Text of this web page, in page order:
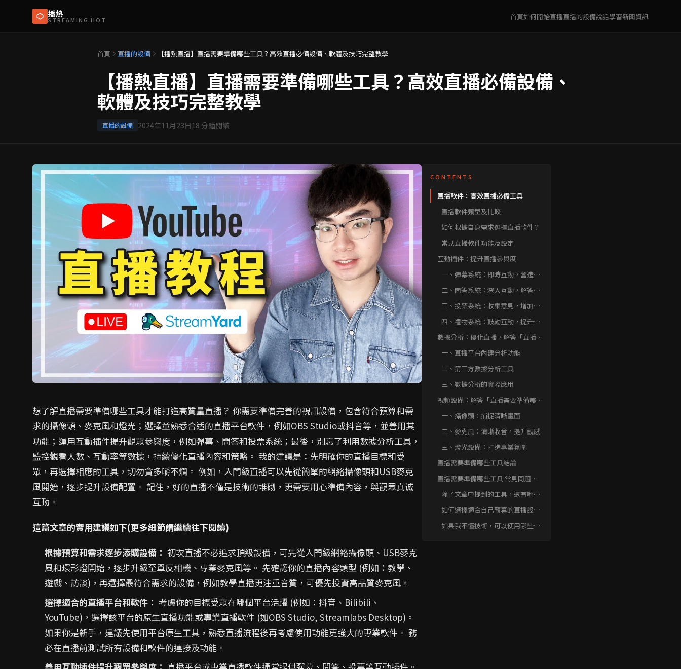
播熱
STREAMING HOT 首頁如何開始直播直播的設備說話學習新聞資訊
首頁 直播的設備 【播熱直播】直播需要準備哪些工具？高效直播必備設備、軟體及技巧完整教學
【播熱直播】直播需要準備哪些工具？高效直播必備設備、
軟體及技巧完整教學
直播的設備 2024年11月23日18 分鐘閱讀
想了解直播需要準備哪些工具才能打造高質量直播？ 你需要準備完善的視訊設備，包含符合預算和需
求的攝像頭、麥克風和燈光；選擇並熟悉合适的直播平台軟件，例如OBS Studio或抖音等，並善用其
功能；運用互動插件提升觀眾參與度，例如彈幕、問答和投票系統；最後，別忘了利用數據分析工具，
監控觀看人數、互動率等數據，持續優化直播內容和策略。 我的建議是：先明確你的直播目標和受
眾，再選擇相應的工具，切勿貪多嚼不爛。 例如，入門級直播可以先從簡單的網絡攝像頭和USB麥克
風開始，逐步提升設備配置。 記住，好的直播不僅是技術的堆砌，更需要用心準備內容，與觀眾真诚
互動。
這篇文章的實用建議如下(更多細節請繼續往下閱讀)
根據預算和需求逐步添購設備： 初次直播不必追求頂級設備，可先從入門級網絡攝像頭、USB麥克
風和環形燈開始，逐步升級至單反相機、專業麥克風等。 先確認你的直播內容類型 (例如：教學、
遊戲、訪談)，再選擇最符合需求的設備，例如教學直播更注重音質，可優先投資高品質麥克風。
選擇適合的直播平台和軟件： 考慮你的目標受眾在哪個平台活躍 (例如：抖音、Bilibili、
YouTube)，選擇該平台的原生直播功能或專業直播軟件 (如OBS Studio, Streamlabs Desktop)。
如果你是新手，建議先使用平台原生工具，熟悉直播流程後再考慮使用功能更強大的專業軟件。 務
必在直播前測試所有設備和軟件的連接及功能。
CONTENTS
直播軟件：高效直播必備工具
直播軟件類型及比較
如何根據自身需求選擇直播軟件？
常見直播軟件功能及設定
互動插件：提升直播參與度
一、彈幕系統：即時互動，營造熱
二、問答系統：深入互動，解答觀
三、投票系統：收集意見，增加參
四、禮物系統：鼓勵互動，提升直
數據分析：優化直播，解答「直播需
一、直播平台內建分析功能
二、第三方數據分析工具
三、數據分析的實際應用
視頻設備：解答「直播需要準備哪些
一、攝像頭：捕捉清晰畫面
二、麥克風：清晰收音，提升觀感
三、燈光設備：打造專業氛圍
直播需要準備哪些工具結論
直播需要準備哪些工具 常見問題快
除了文章中提到的工具，還有哪些
如何選擇適合自己預算的直播設
如果我不懂技術，可以使用哪些相